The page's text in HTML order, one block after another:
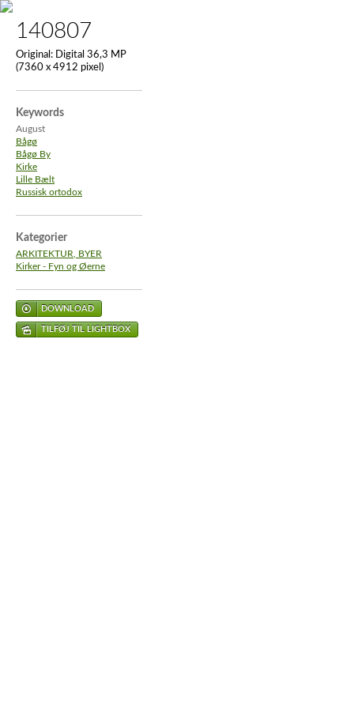
140807
Original: Digital 36,3 MP
(7360 x 4912 pixel)
Keywords
August
Bågø
Bågø By
Kirke
Lille Bælt
Russisk ortodox
Kategorier
ARKITEKTUR, BYER
Kirker - Fyn og Øerne
DOWNLOAD
TILFØJ TIL LIGHTBOX